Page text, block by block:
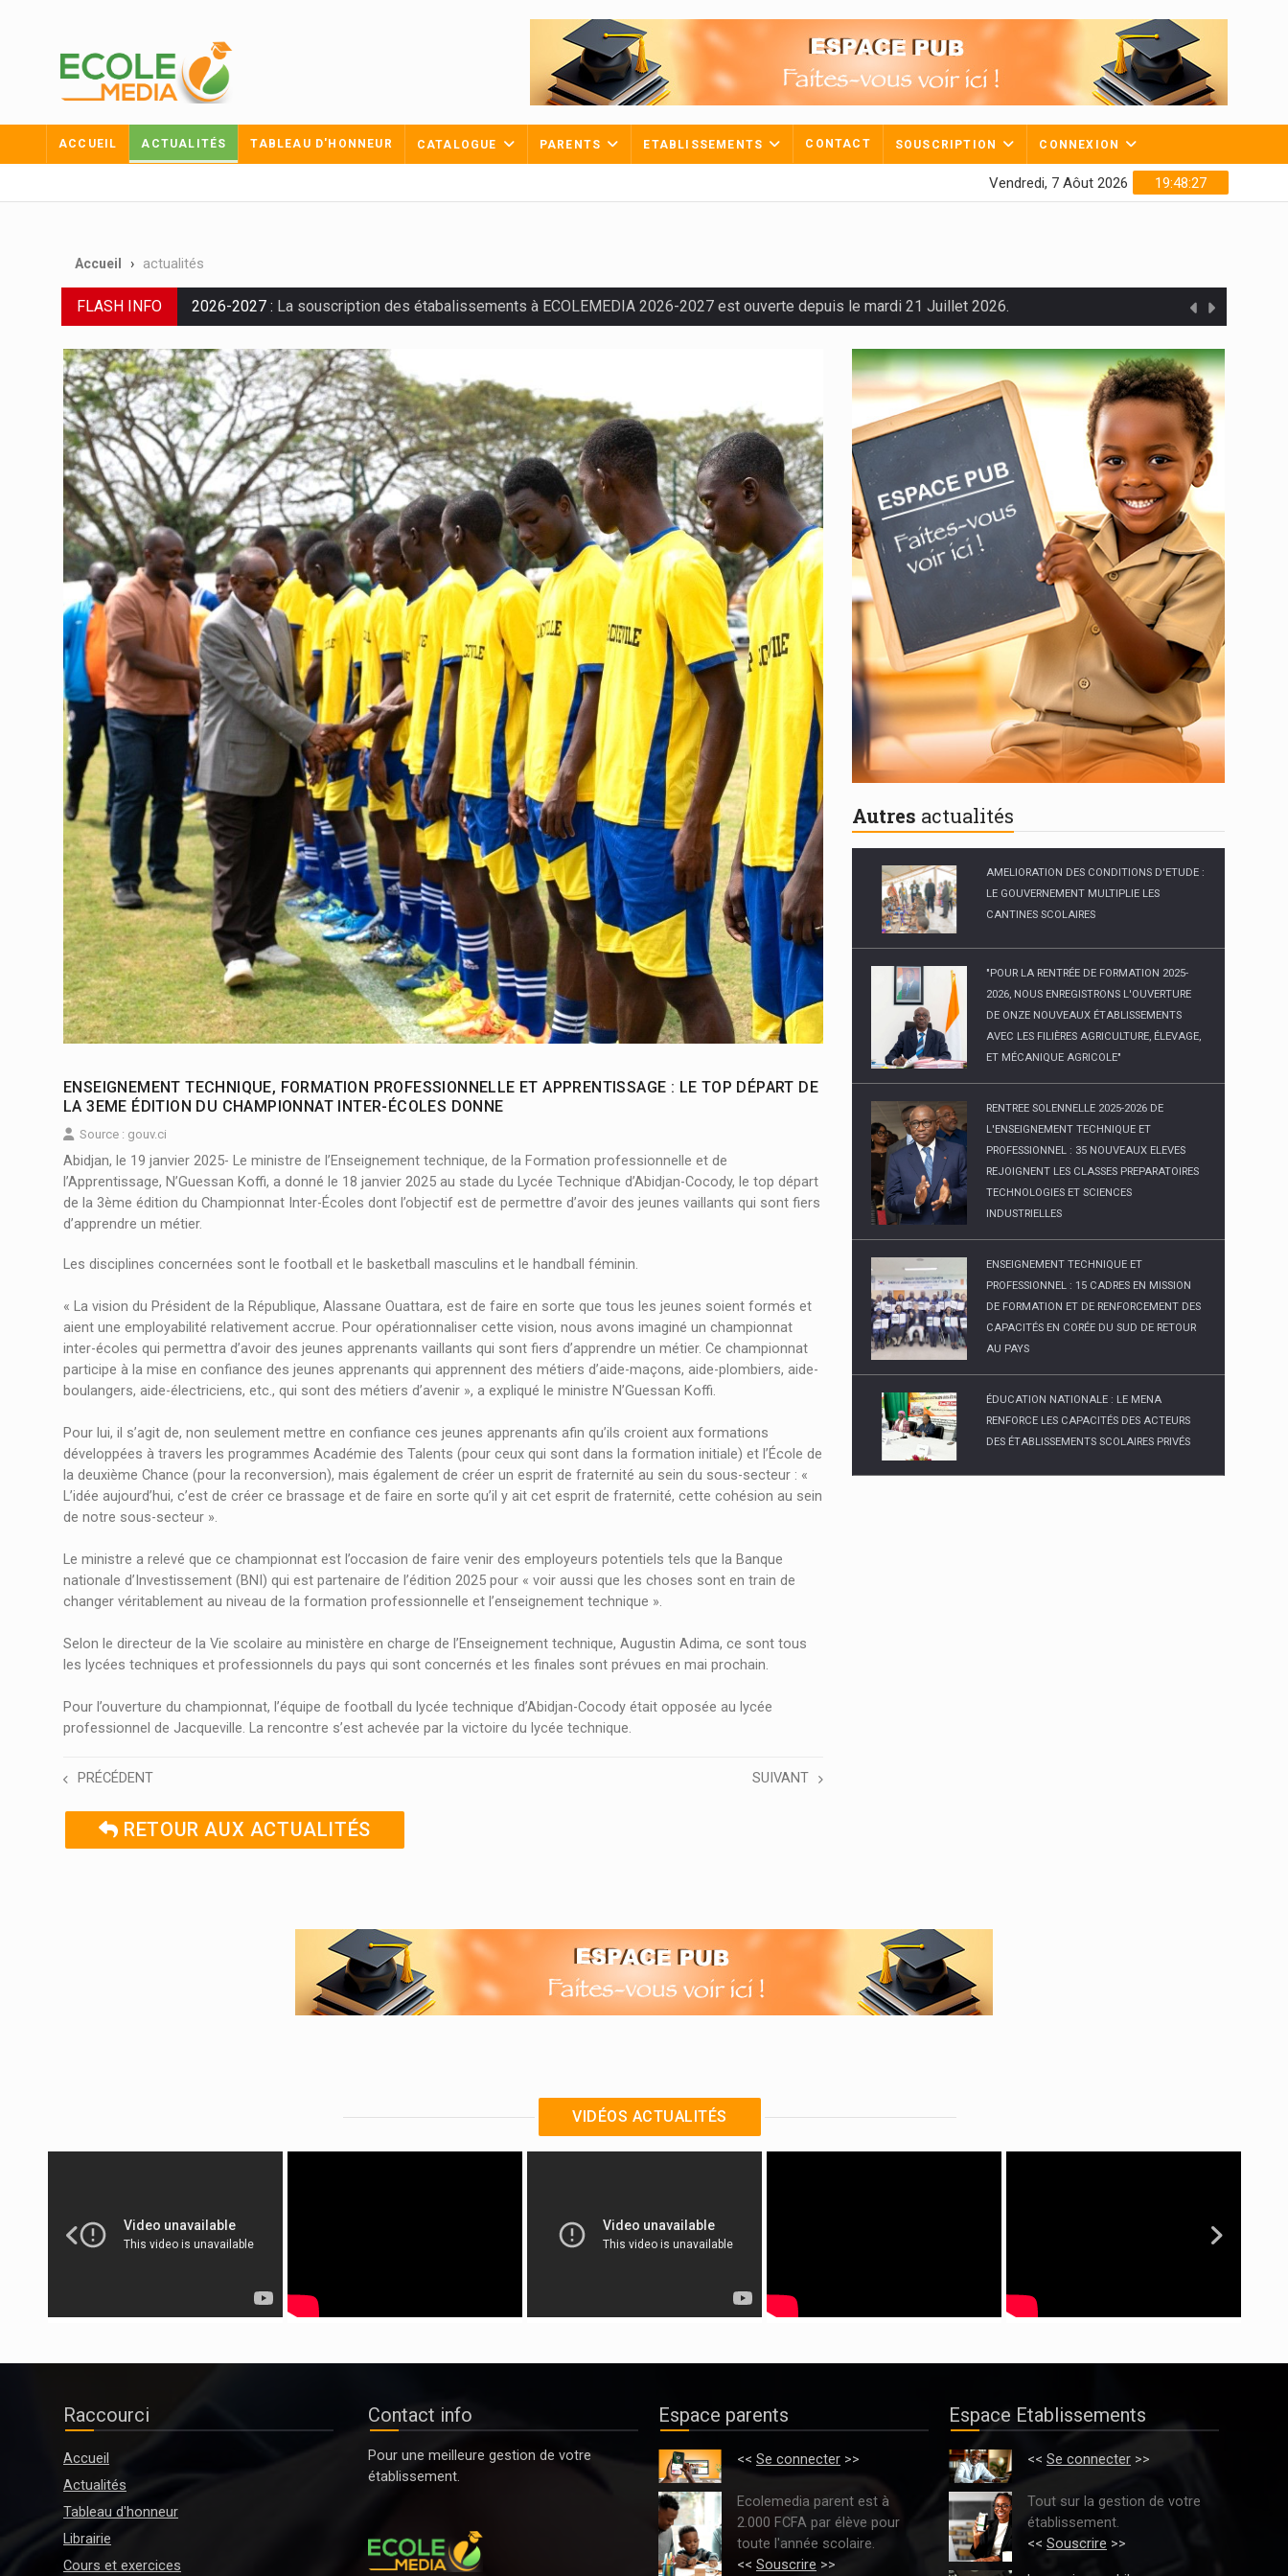
ACCUEIL ACTUALITÉS TABLEAU D'HONNEUR CATALOGUE PARENTS ETABLISSEMENTS CONTACT SOUSCRIPTION CONNEXION
19:48:28
Vendredi, 7 Aôut 2026
Accueil actualités
FLASH INFO
ENSEIGNEMENT TECHNIQUE, FORMATION PROFESSIONNELLE ET APPRENTISSAGE : LE TOP DÉPART DE
LA 3EME ÉDITION DU CHAMPIONNAT INTER-ÉCOLES DONNE
Source : gouv.ci
Abidjan, le 19 janvier 2025- Le ministre de l’Enseignement technique, de la Formation professionnelle et de
l’Apprentissage, N’Guessan Koffi, a donné le 18 janvier 2025 au stade du Lycée Technique d’Abidjan-Cocody, le top départ
de la 3ème édition du Championnat Inter-Écoles dont l’objectif est de permettre d’avoir des jeunes vaillants qui sont fiers
d’apprendre un métier.
Les disciplines concernées sont le football et le basketball masculins et le handball féminin.
« La vision du Président de la République, Alassane Ouattara, est de faire en sorte que tous les jeunes soient formés et
aient une employabilité relativement accrue. Pour opérationnaliser cette vision, nous avons imaginé un championnat
inter-écoles qui permettra d’avoir des jeunes apprenants vaillants qui sont fiers d’apprendre un métier. Ce championnat
participe à la mise en confiance des jeunes apprenants qui apprennent des métiers d’aide-maçons, aide-plombiers, aide-
boulangers, aide-électriciens, etc., qui sont des métiers d’avenir », a expliqué le ministre N’Guessan Koffi.
Pour lui, il s’agit de, non seulement mettre en confiance ces jeunes apprenants afin qu’ils croient aux formations
développées à travers les programmes Académie des Talents (pour ceux qui sont dans la formation initiale) et l’École de
la deuxième Chance (pour la reconversion), mais également de créer un esprit de fraternité au sein du sous-secteur : «
L’idée aujourd’hui, c’est de créer ce brassage et de faire en sorte qu’il y ait cet esprit de fraternité, cette cohésion au sein
de notre sous-secteur ».
Le ministre a relevé que ce championnat est l’occasion de faire venir des employeurs potentiels tels que la Banque
nationale d’Investissement (BNI) qui est partenaire de l’édition 2025 pour « voir aussi que les choses sont en train de
changer véritablement au niveau de la formation professionnelle et l’enseignement technique ».
Selon le directeur de la Vie scolaire au ministère en charge de l’Enseignement technique, Augustin Adima, ce sont tous
les lycées techniques et professionnels du pays qui sont concernés et les finales sont prévues en mai prochain.
Pour l’ouverture du championnat, l’équipe de football du lycée technique d’Abidjan-Cocody était opposée au lycée
professionnel de Jacqueville. La rencontre s’est achevée par la victoire du lycée technique.
PRÉCÉDENT SUIVANT
RETOUR AUX ACTUALITÉS
Autres actualités
AMELIORATION DES CONDITIONS D'ETUDE :
LE GOUVERNEMENT MULTIPLIE LES
CANTINES SCOLAIRES
"POUR LA RENTRÉE DE FORMATION 2025-
2026, NOUS ENREGISTRONS L'OUVERTURE
DE ONZE NOUVEAUX ÉTABLISSEMENTS
AVEC LES FILIÈRES AGRICULTURE, ÉLEVAGE,
ET MÉCANIQUE AGRICOLE"
RENTREE SOLENNELLE 2025-2026 DE
L'ENSEIGNEMENT TECHNIQUE ET
PROFESSIONNEL : 35 NOUVEAUX ELEVES
REJOIGNENT LES CLASSES PREPARATOIRES
TECHNOLOGIES ET SCIENCES
INDUSTRIELLES
ENSEIGNEMENT TECHNIQUE ET
PROFESSIONNEL : 15 CADRES EN MISSION
DE FORMATION ET DE RENFORCEMENT DES
CAPACITÉS EN CORÉE DU SUD DE RETOUR
AU PAYS
ÉDUCATION NATIONALE : LE MENA
RENFORCE LES CAPACITÉS DES ACTEURS
DES ÉTABLISSEMENTS SCOLAIRES PRIVÉS
VIDÉOS ACTUALITÉS
Raccourci
Accueil
Actualités
Tableau d'honneur
Librairie
Cours et exercices
Contact info
Pour une meilleure gestion de votre
établissement.
Espace parents
<< Se connecter >>
Ecolemedia parent est à
2.000 FCFA par élève pour
toute l'année scolaire.
<< Souscrire >>
Espace Etablissements
<< Se connecter >>
Tout sur la gestion de votre
établissement.
<< Souscrire >>